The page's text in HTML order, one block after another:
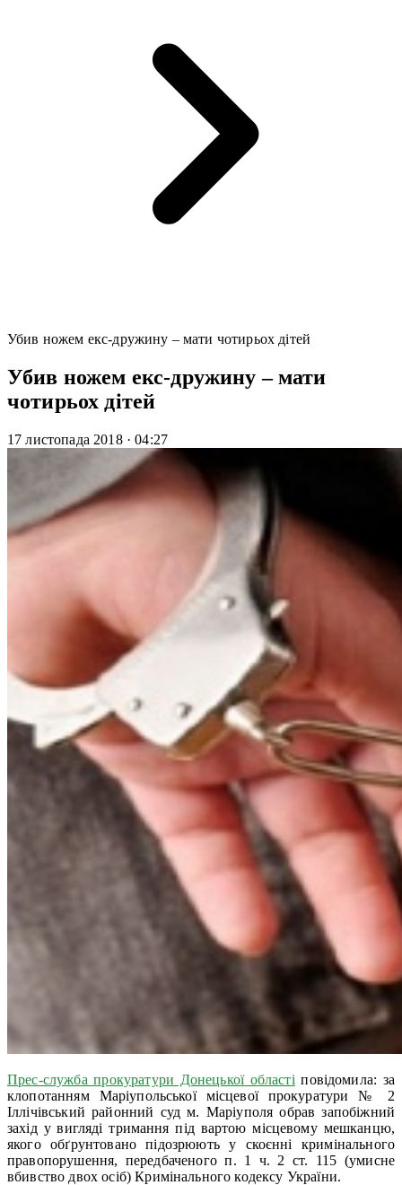
Убив ножем екс­-дружину – мати чотирьох дітей
Убив ножем екс­-дружину – мати
чотирьох дітей
17 листопада 2018 · 04:27
Прес-служба прокуратури Донецької області повідомила: за
клопотанням Маріупольської місцевої прокуратури № 2
Іллічівський районний суд м. Маріуполя обрав запобіжний
захід у вигляді тримання під вартою місцевому мешканцю,
якого обґрунтовано підозрюють у скоєнні кримінального
правопорушення, передбаченого п. 1 ч. 2 ст. 115 (умисне
вбивство двох осіб) Кримінального кодексу України.